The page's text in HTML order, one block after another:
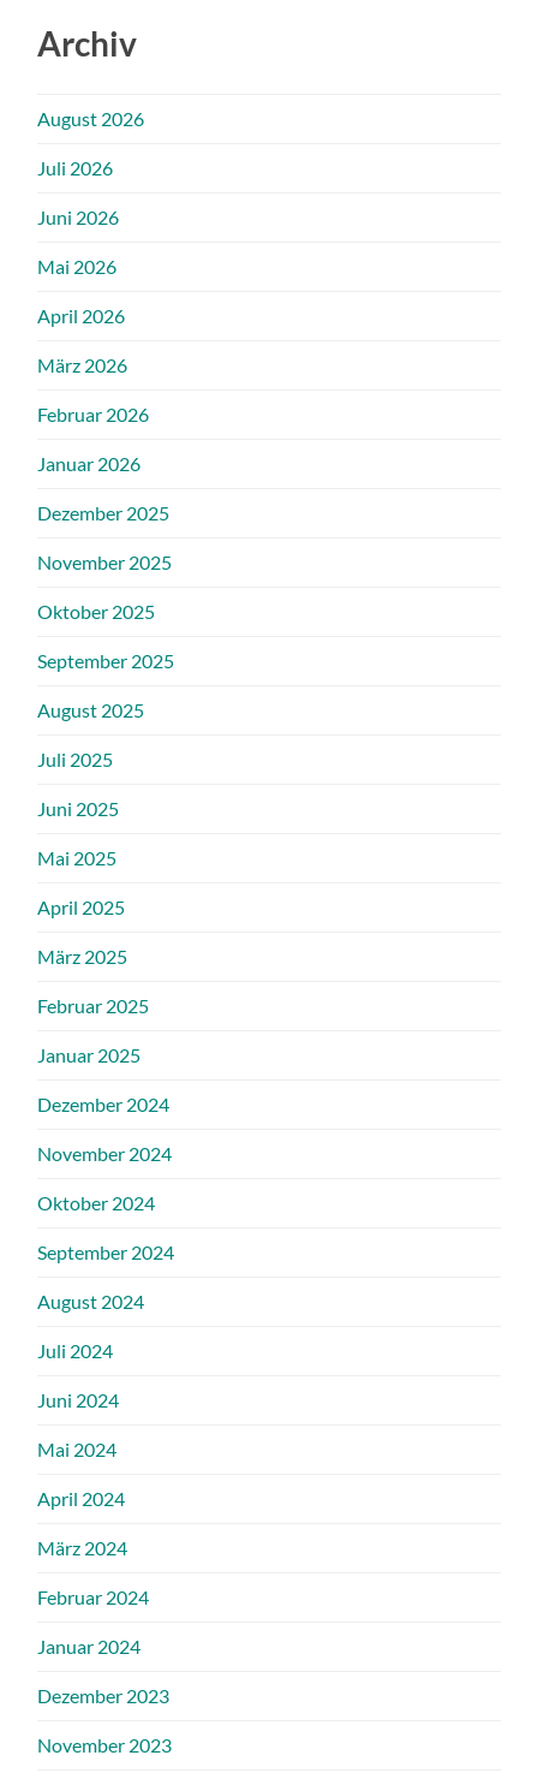
Archiv
August 2026
Juli 2026
Juni 2026
Mai 2026
April 2026
März 2026
Februar 2026
Januar 2026
Dezember 2025
November 2025
Oktober 2025
September 2025
August 2025
Juli 2025
Juni 2025
Mai 2025
April 2025
März 2025
Februar 2025
Januar 2025
Dezember 2024
November 2024
Oktober 2024
September 2024
August 2024
Juli 2024
Juni 2024
Mai 2024
April 2024
März 2024
Februar 2024
Januar 2024
Dezember 2023
November 2023